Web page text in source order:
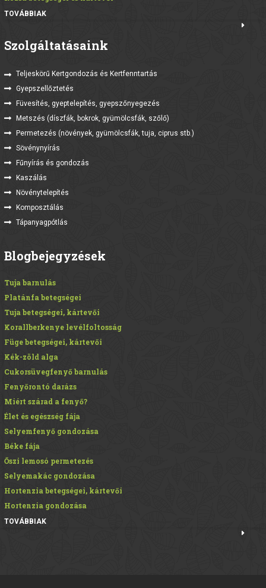
TOVÁBBIAK
Szolgáltatásaink
Teljeskörű Kertgondozás és Kertfenntartás
Gyepszellőztetés
Füvesítés, gyeptelepítés, gyepszőnyegezés
Metszés (díszfák, bokrok, gyümölcsfák, szőlő)
Permetezés (növények, gyümölcsfák, tuja, ciprus stb.)
Sövénynyírás
Fűnyírás és gondozás
Kaszálás
Növénytelepítés
Komposztálás
Tápanyagpótlás
Blogbejegyzések
Tuja barnulás
Platánfa betegségei
Tuja betegségei, kártevői
Korallberkenye levélfoltosság
Füge betegségei, kártevői
Kék-zöld alga
Cukorsüvegfenyő barnulás
Fenyőrontó darázs
Miért szárad a fenyő?
Élet és egészség fája
Selyemfenyő gondozása
Béke fája
Őszi lemosó permetezés
Selyemakác gondozása
Hortenzia betegségei, kártevői
Hortenzia gondozása
TOVÁBBIAK